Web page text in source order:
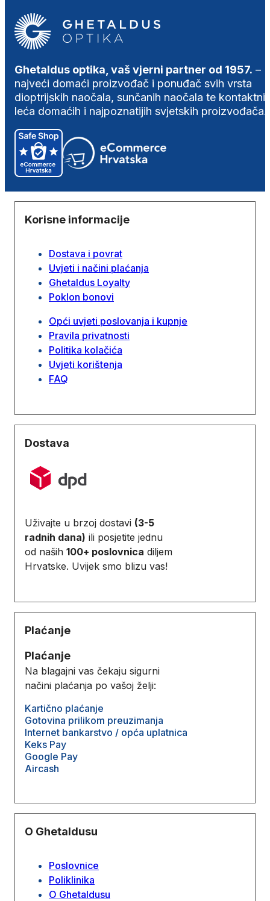
Ghetaldus optika, vaš vjerni partner od 1957. –
najveći domaći proizvođač i ponuđač svih vrsta
dioptrijskih naočala, sunčanih naočala te
leća domaćih i najpoznatijih svjetskih proizvođača.
Korisne informacije
Dostava i povrat
Uvjeti i načini plaćanja
Ghetaldus Loyalty
Poklon bonovi
Opći uvjeti poslovanja i kupnje
Pravila privatnosti
Politika kolačića
Uvjeti korištenja
FAQ
Dostava
Uživajte u brzoj dostavi (3-5
radnih dana) ili posjetite jednu
od naših 100+ poslovnica diljem
Hrvatske. Uvijek smo blizu vas!
Plaćanje
Plaćanje
Na blagajni vas čekaju sigurni
načini plaćanja po vašoj želji:
Kartično plaćanje
Gotovina prilikom preuzimanja
Internet bankarstvo / opća uplatnica
Keks Pay
Google Pay
Aircash
O Ghetaldusu
Poslovnice
Poliklinika
O Ghetaldusu